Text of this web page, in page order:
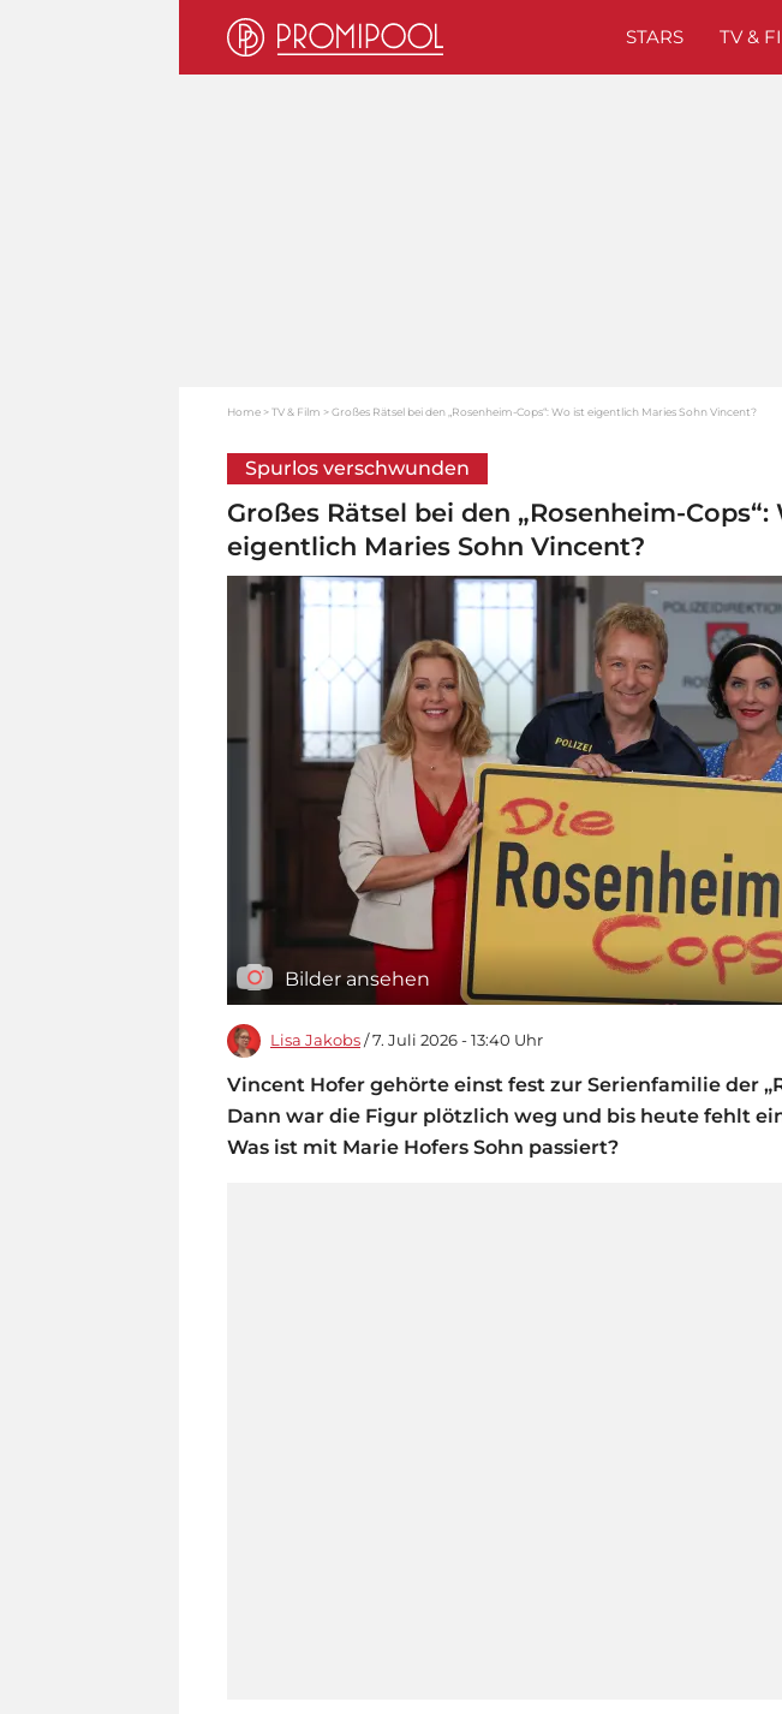
STARS TV &
Home TV & Film Großes Rätsel bei den „Rosenheim-Cops“: Wo ist eigentlich Maries Sohn Vincent?
Spurlos verschwunden
Großes Rätsel bei den „Rosenheim-Cops“:
eigentlich Maries Sohn Vincent?
Bilder ansehen
Lisa Jakobs / 7. Juli 2026 - 13:40 Uhr
Vincent Hofer gehörte einst fest zur Serienfamilie der
Dann war die Figur plötzlich weg und bis heute fehlt
Was ist mit Marie Hofers Sohn passiert?